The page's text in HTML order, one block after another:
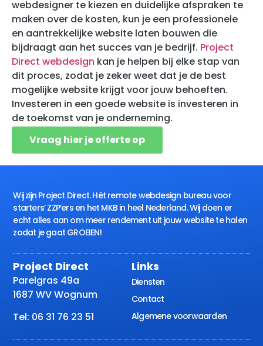
webdesigner te kiezen en duidelijke afspraken te
maken over de kosten, kun je een professionele
en aantrekkelijke website laten bouwen die
bijdraagt aan het succes van je bedrijf. Project
Direct webdesign kan je helpen bij elke stap van
dit proces, zodat je zeker weet dat je de best
mogelijke website krijgt voor jouw behoeften.
Investeren in een goede website is investeren in
de toekomst van je onderneming.
Vraag hier je offerte op
Wij zijn Project Direct. Hét remote webdesign bureau voor
starters’ ZZP’ers en het MKB in heel Nederland. Wij doen er
echt alles aan om meer rendement uit jouw website te halen
zodat je gaat GROEIEN!
Project Direct
Parelgras 49a
1687 WV Wognum
Tel: 06 31 76 23 51
Links
Diensten
Contact
Algemene voorwaarden